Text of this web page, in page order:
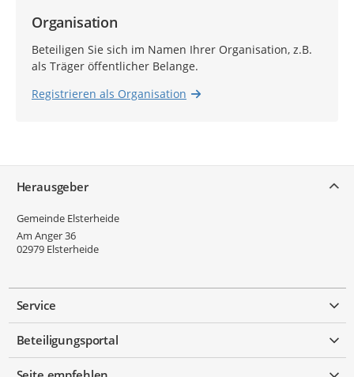
Organisation
Beteiligen Sie sich im Namen Ihrer Organisation, z.B.
als Träger öffentlicher Belange.
Registrieren als Organisation
Herausgeber
Gemeinde Elsterheide
Am Anger 36
02979 Elsterheide
Service
Beteiligungsportal